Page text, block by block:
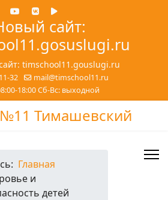
сайт:
32
mail@timschool11.ru
18:00 Сб-Вс: выходной
Главная
и
детей